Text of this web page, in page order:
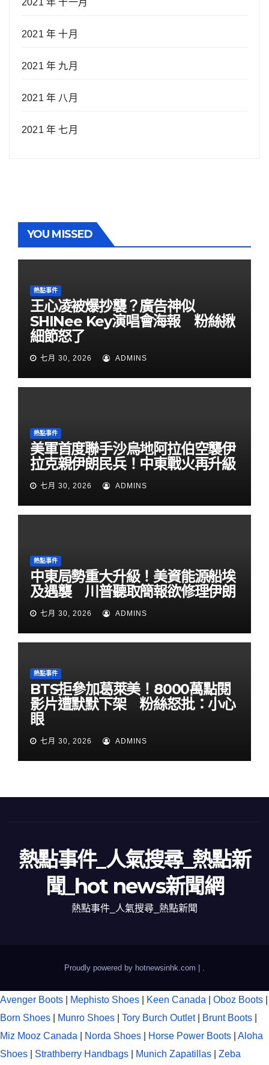
2021 年 十月
2021 年 九月
2021 年 八月
2021 年 七月
YOU MISSED
熱點事件
王心凌被爆抄襲？廣告神似
SHINee Key演唱會海報 粉絲揪
細節怒了
七月 30, 2026 ADMINS
熱點事件
美軍首度聯手沙烏地阿拉伯空襲伊
拉克親伊朗民兵！中東戰火再升級
七月 30, 2026 ADMINS
熱點事件
中東局勢重大升級！美資能源船埃
及遇襲 川普聽取簡報欲修理伊朗
七月 30, 2026 ADMINS
熱點事件
BTS拒參加葛萊美！8000萬點閱
影片遭默默下架 粉絲怒批：小心
眼
七月 30, 2026 ADMINS
熱點事件_人氣搜尋_熱點新
聞_hot news新聞網
熱點事件_人氣搜尋_熱點新聞
Proudly powered by hotnewsinhk.com
Avenger Boots Mephisto Shoes Keen Canada Oboz Boots
Born Shoes
Munro Shoes Tory Burch Outlet Brunt Boots
Miz Mooz Canada
Norda Shoes Horse Power Boots
Aloha
Shoes
Strathberry Handbags Munich Zapatillas Zeba